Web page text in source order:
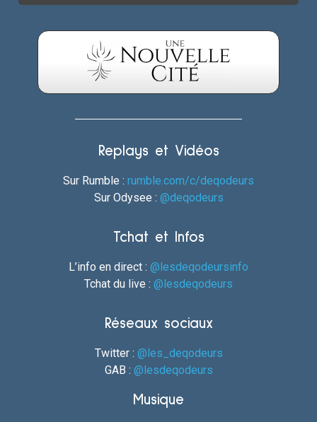
Replays et Vidéos
Sur Rumble : rumble.com/c/deqodeurs
Sur Odysee : @deqodeurs
Tchat et Infos
L’info en direct : @lesdeqodeursinfo
Tchat du live : @lesdeqodeurs
Réseaux sociaux
Twitter : @les_deqodeurs
GAB : @lesdeqodeurs
Musique